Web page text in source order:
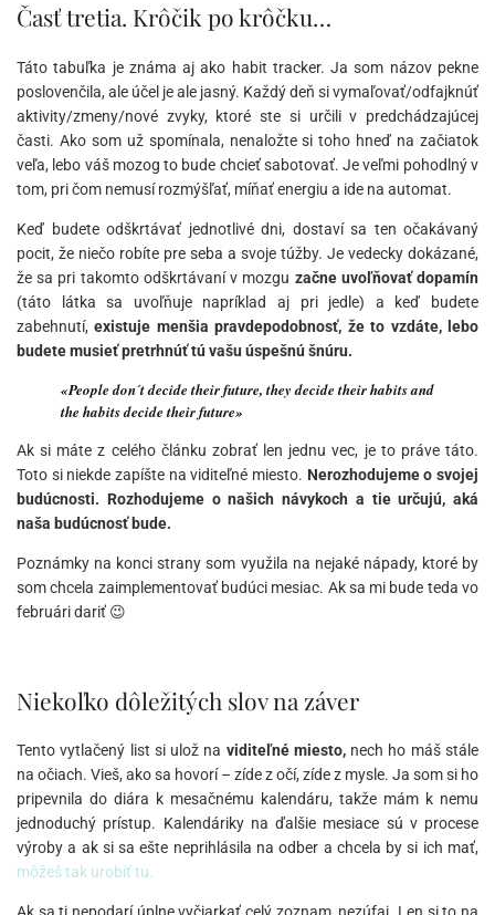
Časť tretia. Krôčik po krôčku…
Táto tabuľka je známa aj ako habit tracker. Ja som názov pekne
poslovenčila, ale účel je ale jasný. Každý deň si vymaľovať/odfajknúť
aktivity/zmeny/nové zvyky, ktoré ste si určili v predchádzajúcej
časti. Ako som už spomínala, nenaložte si toho hneď na začiatok
veľa, lebo váš mozog to bude chcieť sabotovať. Je veľmi pohodlný v
tom, pri čom nemusí rozmýšľať, míňať energiu a ide na automat.
Keď budete odškrtávať jednotlivé dni, dostaví sa ten očakávaný
pocit, že niečo robíte pre seba a svoje túžby. Je vedecky dokázané,
že sa pri takomto odškrtávaní v mozgu začne uvoľňovať dopamín
(táto látka sa uvoľňuje napríklad aj pri jedle) a keď budete
zabehnutí,existuje menšia pravdepodobnosť, že to vzdáte, lebo
budete musieť pretrhnúť tú vašu úspešnú šnúru.
«People don´t decide their future, they decide their habits and
the habits decide their future»
Ak si máte z celého článku zobrať len jednu vec, je to práve táto.
Toto si niekde zapíšte na viditeľné miesto. Nerozhodujeme o svojej
budúcnosti. Rozhodujeme o našich návykoch a tie určujú, aká
naša budúcnosť bude.
Poznámky na konci strany som využila na nejaké nápady, ktoré by
som chcela zaimplementovať budúci mesiac. Ak sa mi bude teda vo
februári dariť 😉
Niekoľko dôležitých slov na záver
Tento vytlačený list si ulož na viditeľné miesto,nech ho máš stále
na očiach. Vieš, ako sa hovorí – zíde z očí, zíde z mysle. Ja som si ho
pripevnila do diára k mesačnému kalendáru, takže mám k nemu
jednoduchý prístup. Kalendáriky na ďalšie mesiace sú v procese
výroby a ak si sa ešte neprihlásila na odber a chcela by si ich mať,
môžeš tak urobiť tu.